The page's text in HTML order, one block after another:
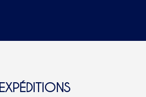
EXPÉDITIONS